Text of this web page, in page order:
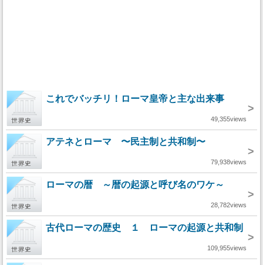
これでバッチリ！ローマ皇帝と主な出来事
>
49,355views
アテネとローマ 〜民主制と共和制〜
>
79,938views
ローマの暦 ～暦の起源と呼び名のワケ～
>
28,782views
古代ローマの歴史 １ ローマの起源と共和制
>
109,955views